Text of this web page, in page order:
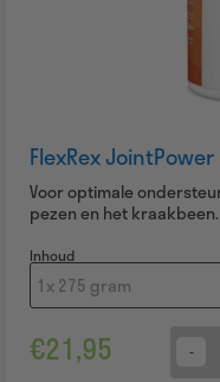
FlexRex
Voor optimale
pezen en het kraakbeen.
Inhoud
€21,95